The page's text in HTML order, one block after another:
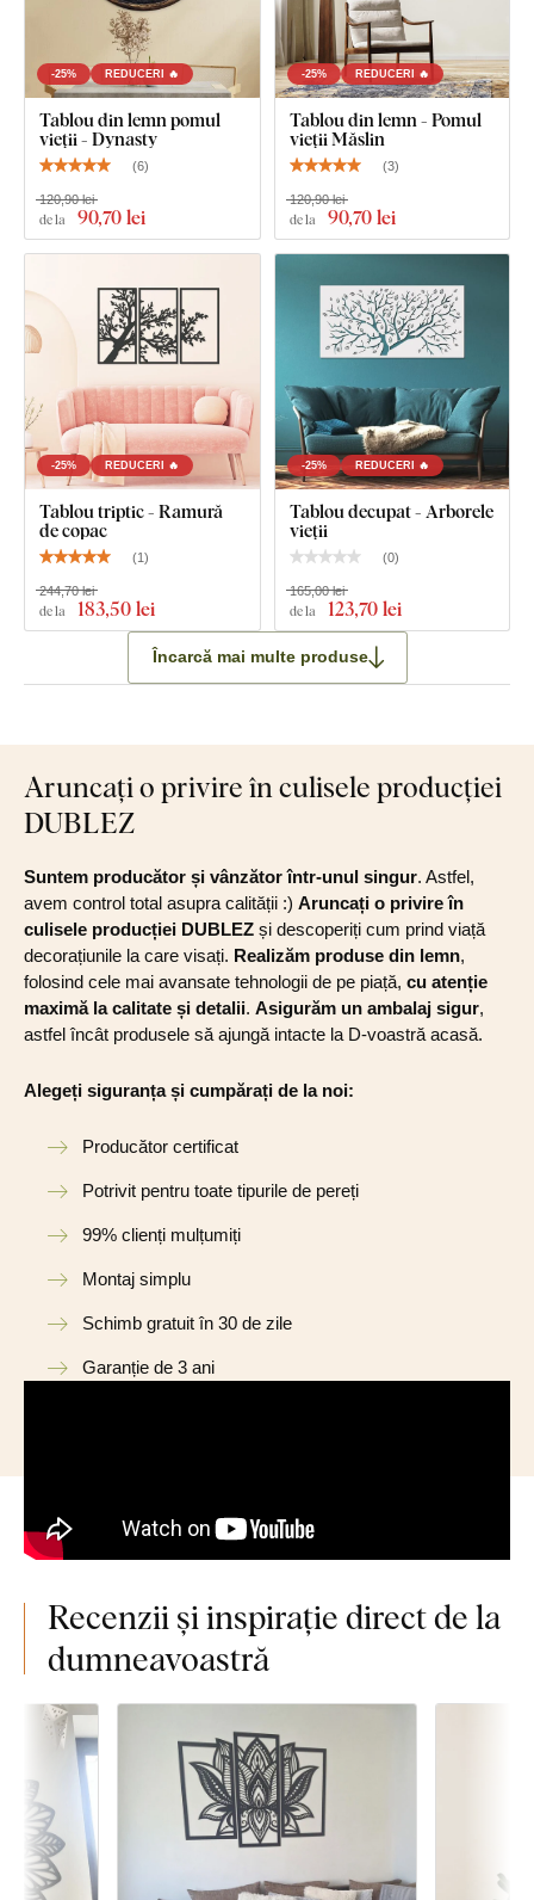
Copacul vieții din lemn - Stejar
-25% REDUCERI 🔥
Tablou din lemn pomul
vieții - Dynasty
(6)
de la 90,70 lei
120,90 lei
-25% REDUCERI 🔥
Tablou din lemn - Pomul
vieții Măslin
(3)
de la 90,70 lei
120,90 lei
-25% REDUCERI 🔥
Tablou triptic - Ramură
de copac
(1)
de la 183,50 lei
244,70 lei
-25% REDUCERI 🔥
Tablou decupat - Arborele
vieții
(0)
de la 123,70 lei
165,00 lei
Încarcă mai multe produse
Aruncați o privire în culisele producției
DUBLEZ
Suntem producător și vânzător într-unul singur. Astfel,
avem control total asupra calității :) Aruncați o privire în
culisele producției DUBLEZ și descoperiți cum prind viață
decorațiunile la care visați. Realizăm produse din lemn,
folosind cele mai avansate tehnologii de pe piață, cu atenție
maximă la calitate și detalii. Asigurăm un ambalaj sigur,
astfel încât produsele să ajungă intacte la D-voastră acasă.
Alegeți siguranța și cumpărați de la noi:
Producător certificat
Potrivit pentru toate tipurile de pereți
99% clienți mulțumiți
Montaj simplu
Schimb gratuit în 30 de zile
Garanție de 3 ani
Recenzii și inspirație direct de la
dumneavoastră